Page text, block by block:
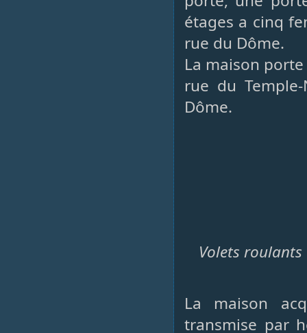
étages a cinq
rue du Dôme.
La maison porte
rue du
Dôme.
Volets
La maison
transmise par